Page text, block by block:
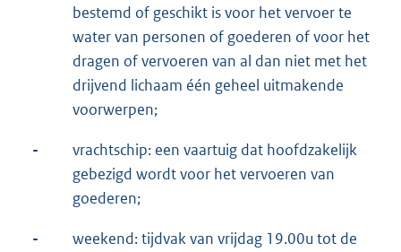
bestemd of geschikt is voor het vervoer te
water van personen of goederen of voor het
dragen of vervoeren van al dan niet met het
drijvend lichaam één geheel uitmakende
voorwerpen;
-
vrachtschip: een vaartuig dat hoofdzakelijk
gebezigd wordt voor het vervoeren van
goederen;
-
weekend: tijdvak van vrijdag 19.00u tot de